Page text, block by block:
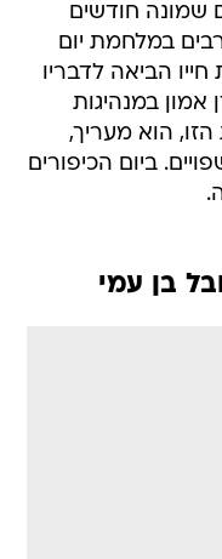
שמונה חודשים
במלחמת יום
הביאה לדבריו
במנהיגות
הזו, הוא מעריך,
ביום הכיפורים
בן עמי